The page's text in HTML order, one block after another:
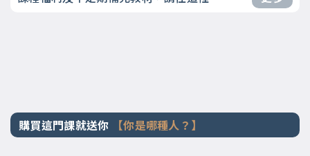
購買這門課就送你 【你是哪種人？】